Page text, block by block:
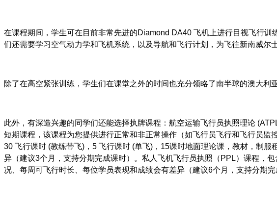
在课程期间，学生可在目前非常先进的Diamond DA40 飞机上进行目视飞行训
们还需要学习空气动力学和飞机系统，以及导航和飞行计划，为飞往新南威
除了在高空紧张训练，学生们在课堂之外的时间也充分领略了南半球的澳大
此外，有深造兴趣的同学们还能选择执牌课程：航空运输飞行员执照理论
短期课程，该课程为您提供进行正常和非正常操作（如飞行员飞行和飞行员
30 飞行课时 (教练带飞) ， 5 飞行课时 (单飞) ， 15课时地面理论课，教材，制服
异（建议3个月，支持分期完成课时）。私人飞机飞行员执照（ PPL）课程，包
况、每周可飞行时长、每位学员表现和成绩会有差异（建议6个月，支持分期完